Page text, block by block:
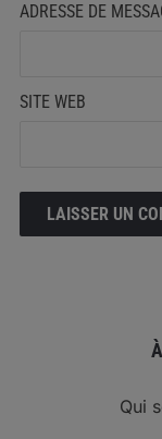
ADRESSE DE
SITE WEB
Qui